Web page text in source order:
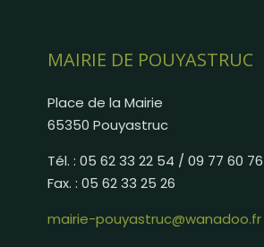
MAIRIE DE POUYASTRUC
Place de la Mairie
65350 Pouyastruc
Tél. : 05 62 33 22 54 / 09 77 60
Fax. : 05 62 33 25 26
mairie-pouyastruc@wanadoo.fr